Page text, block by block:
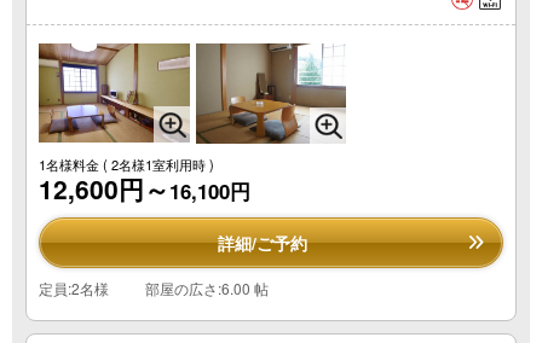
1名様料金( 2名様1室利用時 )
12,600円～16,100円
詳細/ご予約
定員:2名様 部屋の広さ:6.00 帖